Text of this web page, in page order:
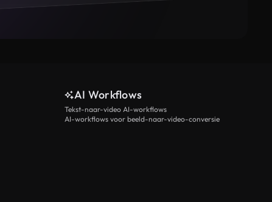
AI Workflows
Tekst-naar-video AI-workflows
AI-workflows voor beeld-naar-video-conversie